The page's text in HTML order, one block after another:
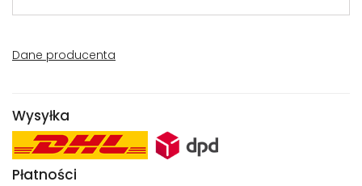
Dane producenta
Wysyłka
Płatności